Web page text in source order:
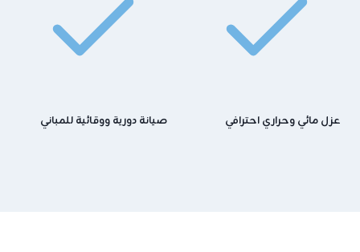
عزل مائي وحراري احترافي صيانة دورية ووقائية للمباني